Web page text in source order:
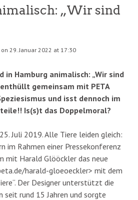
„Wir sind
on 29. Januar 2022 at 17:30
in Hamburg animalisch: „Wir sind
gemeinsam mit PETA
und isst dennoch im
Is(s)t das Doppelmoral?
Juli 2019. Alle Tiere leiden gleich:
im Rahmen einer Pressekonferenz
mit Harald Glööckler das neue
harald-gloeoeckler> mit dem
Der Designer unterstützt die
seit rund 15 Jahren und sorgte